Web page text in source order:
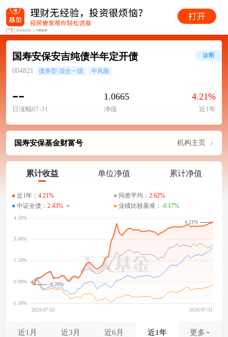
国寿安保安吉纯债半年定开债
004821 债券型-混合一级 中风险
--
日涨幅07-31
1.0665
净值
4.21%
近1年
诊断
国寿安保基金财富号 机构主页
累计收益 单位净值 累计净值
近1年： 4.21% 同类平均： 2.62%
中证全债： 2.43% 业绩比较基准： -0.17%
-0.20%
4.21%
近1月 近3月 近6月 近1年 更多